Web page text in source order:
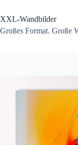
springen
XXL-Wandbilder
Großes Format. Große